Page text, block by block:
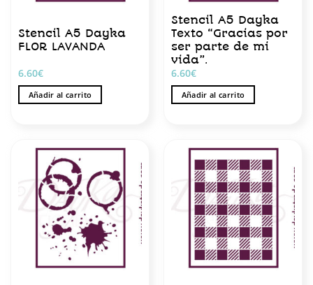
Stencil A5 Dayka
FLOR LAVANDA
6.60€
Añadir al carrito
Stencil A5 Dayka
Texto “Gracias por
ser parte de mi
vida”.
6.60€
Añadir al carrito